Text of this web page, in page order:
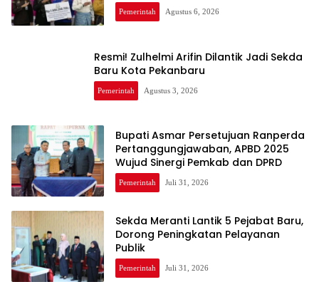
Pemerintah Agustus 6, 2026
Resmi! Zulhelmi Arifin Dilantik Jadi Sekda
Baru Kota Pekanbaru
Pemerintah Agustus 3, 2026
Bupati Asmar Persetujuan Ranperda
Pertanggungjawaban, APBD 2025
Wujud Sinergi Pemkab dan DPRD
Pemerintah Juli 31, 2026
Sekda Meranti Lantik 5 Pejabat Baru,
Dorong Peningkatan Pelayanan
Publik
Pemerintah Juli 31, 2026